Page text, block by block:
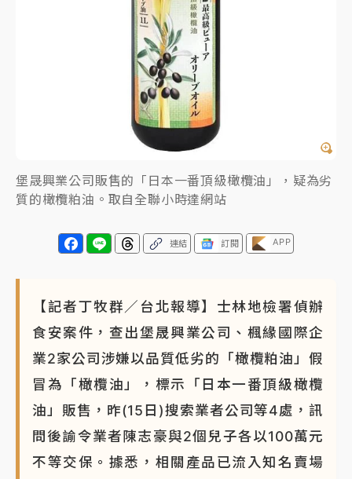
堡晟興業公司販售的「日本一番頂級橄欖油」，疑為劣
質的橄欖粕油。取自全聯小時達網站
連結 訂閱 APP
【記者丁牧群／台北報導】士林地檢署偵辦
食安案件，查出堡晟興業公司、楓緣國際企
業2家公司涉嫌以品質低劣的「橄欖粕油」假
冒為「橄欖油」，標示「日本一番頂級橄欖
油」販售，昨(15日)搜索業者公司等4處，訊
問後諭令業者陳志豪與2個兒子各以100萬元
不等交保。據悉，相關產品已流入知名賣場